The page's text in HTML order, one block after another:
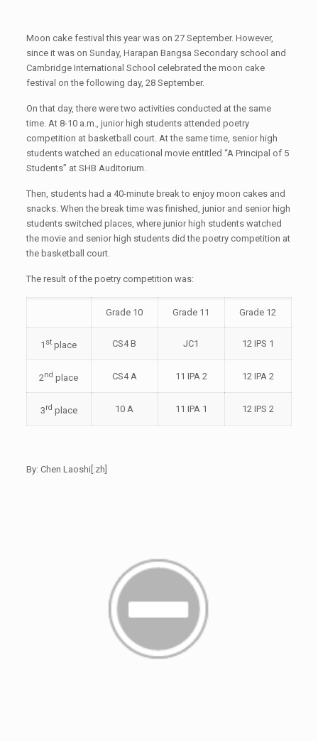
Moon cake festival this year was on 27 September. However,
since it was on Sunday, Harapan Bangsa Secondary school and
Cambridge International School celebrated the moon cake
festival on the following day, 28 September.
On that day, there were two activities conducted at the same
time. At 8-10 a.m., junior high students attended poetry
competition at basketball court. At the same time, senior high
students watched an educational movie entitled “A Principal of 5
Students” at SHB Auditorium.
Then, students had a 40-minute break to enjoy moon cakes and
snacks. When the break time was finished, junior and senior high
students switched places, where junior high students watched
the movie and senior high students did the poetry competition at
the basketball court.
The result of the poetry competition was:
Grade 10 Grade 11 Grade 12
1 st place CS4 B JC1 12 IPS 1
2nd place CS4 A 11 IPA 2 12 IPA 2
3rd place 10 A 11 IPA 1 12 IPS 2
By: Chen Laoshi[:zh]